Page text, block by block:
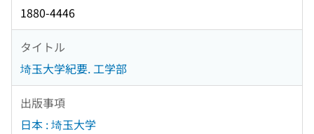
1880-4446
タイトル
埼玉大学紀要. 工学部
出版事項
日本 : 埼玉大学